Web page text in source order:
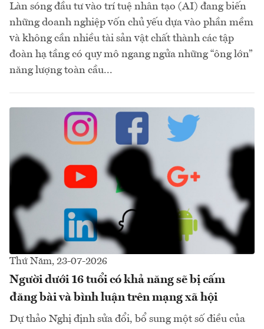
Làn sóng đầu tư vào trí tuệ nhân tạo (AI) đang biến
những doanh nghiệp vốn chủ yếu dựa vào phần mềm
và không cần nhiều tài sản vật chất thành các tập
đoàn hạ tầng có quy mô ngang ngửa những “ông lớn”
năng lượng toàn cầu...
Thứ Năm, 23-07-2026
Người dưới 16 tuổi có khả năng sẽ bị cấm
đăng bài và bình luận trên mạng xã hội
Dự thảo Nghị định sửa đổi, bổ sung một số điều của